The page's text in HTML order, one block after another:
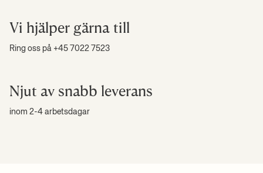
Vi hjälper gärna till
Ring oss på +45 7022 7523
Njut av snabb leverans
inom 2-4 arbetsdagar